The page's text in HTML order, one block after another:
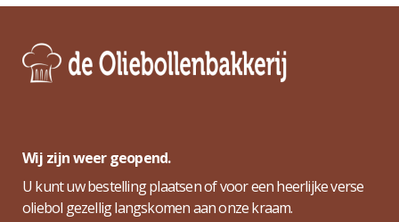
Wij zijn weer geopend.
U kunt uw bestelling plaatsen of voor een heerlijke verse
oliebol gezellig langskomen aan onze kraam.